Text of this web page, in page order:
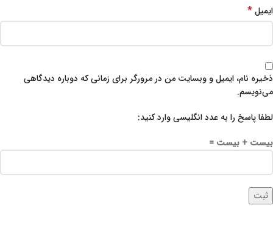
ایمیل*
ذخیره نام، ایمیل و وبسایت من در مرورگر برای زمانی که دوباره دیدگاهی
می‌نویسم.
لطفا پاسخ را به عدد انگلیسی وارد کنید:
بیست + بیست =